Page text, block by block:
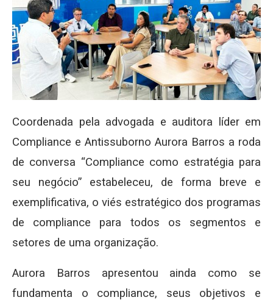
Coordenada pela advogada e auditora líder em
Compliance e Antissuborno Aurora Barros a roda
de conversa “Compliance como estratégia para
seu negócio” estabeleceu, de forma breve e
exemplificativa, o viés estratégico dos programas
de compliance para todos os segmentos e
setores de uma organização.
Aurora Barros apresentou ainda como se
fundamenta o compliance, seus objetivos e